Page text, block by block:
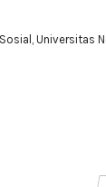
Universitas